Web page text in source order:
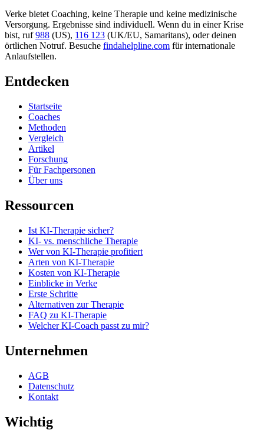
Verke bietet Coaching, keine Therapie und keine medizinische
Versorgung. Ergebnisse sind individuell. Wenn du in einer Krise
bist, ruf 988 (US), 116 123 (UK/EU, Samaritans), oder deinen
örtlichen Notruf. Besuche findahelpline.com für internationale
Anlaufstellen.
Entdecken
Startseite
Coaches
Methoden
Vergleich
Artikel
Forschung
Für Fachpersonen
Über uns
Ressourcen
Ist KI-Therapie sicher?
KI- vs. menschliche Therapie
Wer von KI-Therapie profitiert
Arten von KI-Therapie
Kosten von KI-Therapie
Einblicke in Verke
Erste Schritte
Alternativen zur Therapie
FAQ zu KI-Therapie
Welcher KI-Coach passt zu mir?
Unternehmen
AGB
Datenschutz
Kontakt
Wichtig